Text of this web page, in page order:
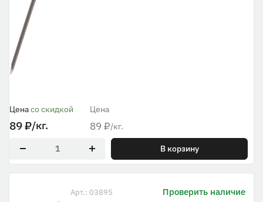
Цена
89 ₽/кг.
Ценасо скидкой
89₽/кг.
В корзину
Арт.: 03895
Проверить наличие